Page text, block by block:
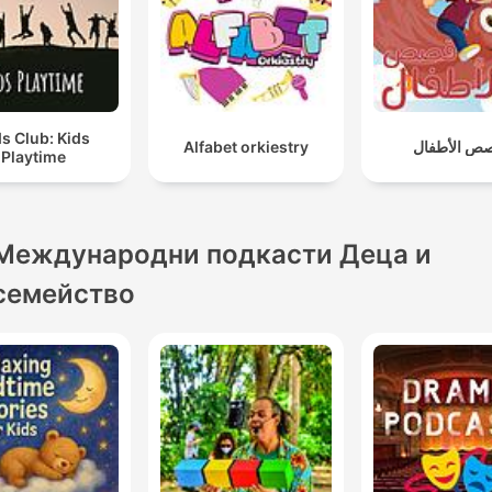
Club: Kids
Playtime
Alfabet orkiestry الأطفال
подкасти Деца и